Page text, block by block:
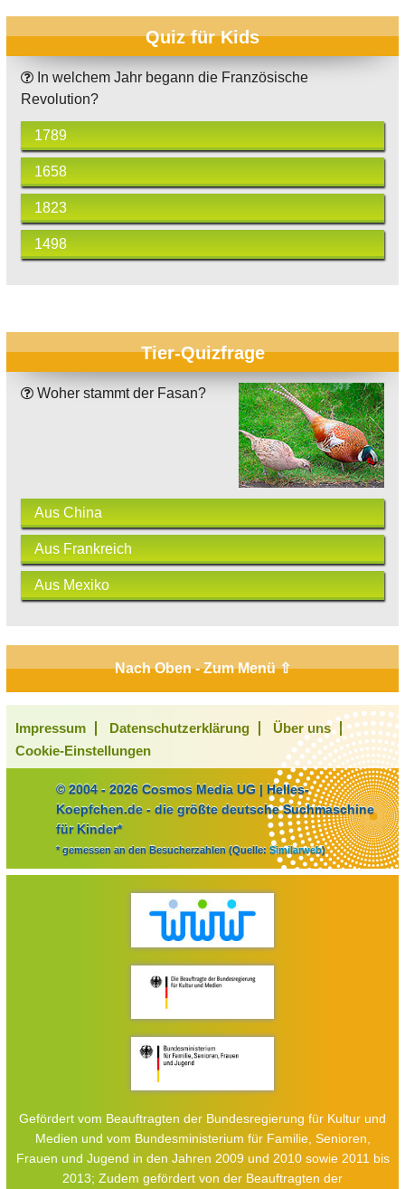
Quiz für Kids
In welchem Jahr begann die Französische
Revolution?
1789
1658
1823
1498
Tier-Quizfrage
Woher stammt der Fasan?
Aus China
Aus Frankreich
Aus Mexiko
Nach Oben - Zum Menü ⇧
Impressum Datenschutzerklärung
Über uns
Cookie-Einstellungen
© 2004 - 2026 Cosmos Media UG | Helles-
Koepfchen.de - die größte deutsche Suchmaschine
für Kinder*
* gemessen an den Besucherzahlen (Quelle: Similarweb)
Gefördert vom Beauftragten der Bundesregierung für Kultur und
Medien und vom Bundesministerium für Familie, Senioren,
Frauen und Jugend in den Jahren 2009 und 2010 sowie 2011 bis
2013; Zudem gefördert von der Beauftragten der